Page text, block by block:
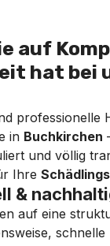
auf
hat bei
professionelle
in Buchkirchen
und völlig
Ihre
&
auf eine
schnelle